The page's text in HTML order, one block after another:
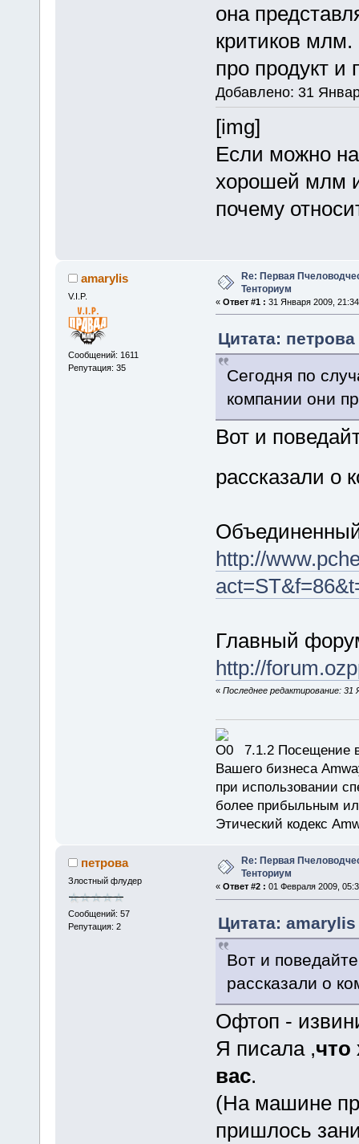
она
критиков млм.
про продукт и
Добавлено: 31
[img]
Если можно
хорошей млм
почему
amarylis
V.I.P.
Сообщений: 1611
Репутация: 35
Re: Первая
Тенториум
« Ответ #1 : 31 Января 2009,
Цитата:
Сегодня по
компании они
Вот и
рассказали о
http://
Главный
http://
« Последнее редактирование: 31
7.1.2 Посещение
Вашего бизнеса
при использовании
более прибыльным
Этический кодекс
петрова
Злостный флудер
Сообщений: 57
Репутация: 2
Re: Первая
Тенториум
« Ответ #2 : 01 Февраля 2009,
Цитата:
Вот и
рассказали о
Офтоп -
Я писала ,что
вас.
(На машине
пришлось